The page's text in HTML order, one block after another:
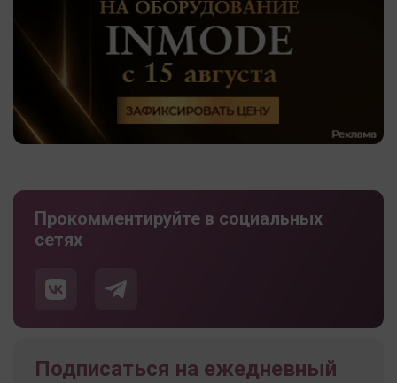
Прокомментируйте в социальных
сетях
Подписаться на ежедневный